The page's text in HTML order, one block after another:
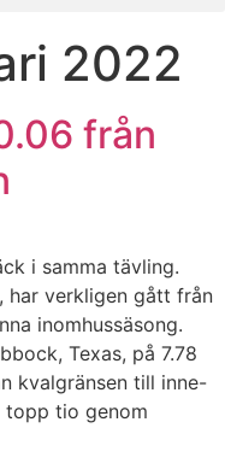
2022
från
i samma tävling.
har verkligen gått från
inomhussäsong.
Texas, på 7.78
kvalgränsen till inne-
topp tio genom